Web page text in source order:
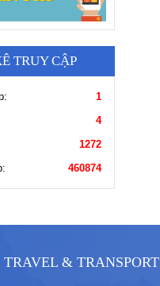
TRUY CẬP
1
4
1272
460874
& TRANSPORT